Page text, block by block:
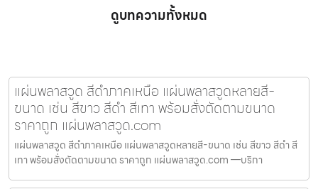
ดูบทความทั้งหมด
แผ่นพลาสวูด สีดำภาคเหนือ แผ่นพลาสวูดหลายสี-
ขนาด เช่น สีขาว สีดำ สีเทา พร้อมสั่งตัดตามขนาด
ราคาถูก แผ่นพลาสวูด.com
แผ่นพลาสวูด สีดำภาคเหนือ แผ่นพลาสวูดหลายสี-ขนาด เช่น สีขาว สีดำ สี
เทา พร้อมสั่งตัดตามขนาด ราคาถูก แผ่นพลาสวูด.com —บริกา